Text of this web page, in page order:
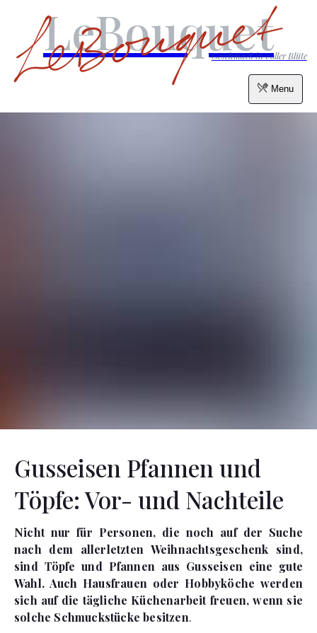
Menu
LeBouquet
Geschmack in voller Blüte
Gusseisen Pfannen und
Töpfe: Vor- und Nachteile
Nicht nur für Personen, die noch auf der Suche
nach dem allerletzten Weihnachtsgeschenk sind,
sind Töpfe und Pfannen aus Gusseisen eine gute
Wahl. Auch Hausfrauen oder Hobbyköche werden
sich auf die tägliche Küchenarbeit freuen, wenn sie
solche Schmuckstücke besitzen.